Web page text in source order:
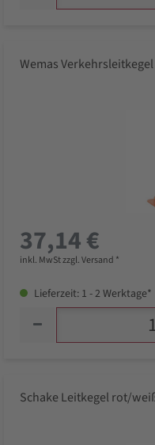
Wemas
37,14 €
inkl. MwSt zzgl. Versand *
Lieferzeit: 1 - 2 Werktage*
Schake Leitkegel rot/